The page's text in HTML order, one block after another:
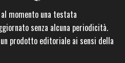
momento una testata
senza alcuna periodicità.
prodotto editoriale ai sensi della